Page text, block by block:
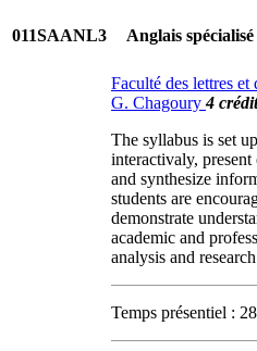
011SAANL3 Anglais
Faculté des lettres et
G. Chagoury4
The syllabus is set
interactivaly,
and synthesize
students are
demonstrate
academic and
analysis and
Temps présentiel :